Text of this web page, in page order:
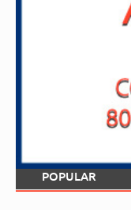
POPULAR